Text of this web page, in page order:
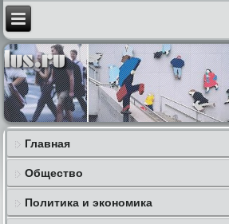
Главная
Общество
Политика и экономика